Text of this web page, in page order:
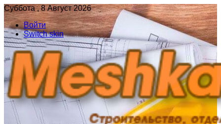
Суббота , 8 Август 2026
Войти
Switch skin